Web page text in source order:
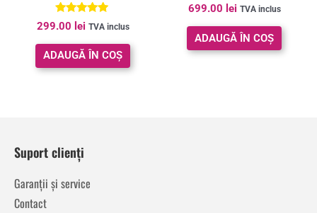
Evaluat la
5.00
din 5
299.00 lei TVA inclus
ADAUGĂ ÎN COȘ
699.00 lei TVA inclus
ADAUGĂ ÎN COȘ
Suport clienți
Garanții și service
Contact